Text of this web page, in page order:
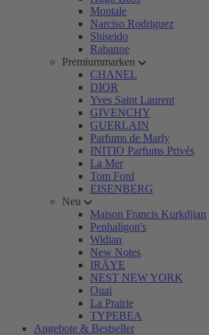
Montale
Narciso Rodriguez
Shiseido
Rabanne
Premiummarken
CHANEL
DIOR
Yves Saint Laurent
GIVENCHY
GUERLAIN
Parfums de Marly
INITIO Parfums Privés
La Mer
Tom Ford
EISENBERG
Neu
Maison Francis Kurkdjian
Penhaligon's
Widian
New Notes
IRÄYE
NEST NEW YORK
Ouai
La Prairie
TYPEBEA
Angebote & Bestseller